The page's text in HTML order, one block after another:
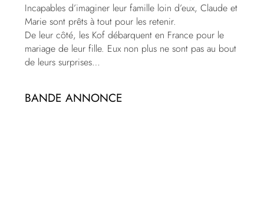
Incapables d’imaginer leur famille loin d’eux, Claude et
Marie sont prêts à tout pour les retenir.
De leur côté, les Kof débarquent en France pour le
mariage de leur fille. Eux non plus ne sont pas au bout
de leurs surprises…
BANDE ANNONCE